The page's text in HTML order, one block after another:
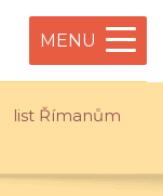
MENU
list Římanům